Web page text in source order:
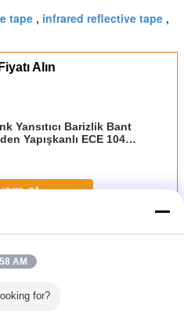
tape , infrared reflective tape ,
Alın
Yansıtıcı Barizlik Bant
Yapışkanlı ECE 104R
et
AM
for?